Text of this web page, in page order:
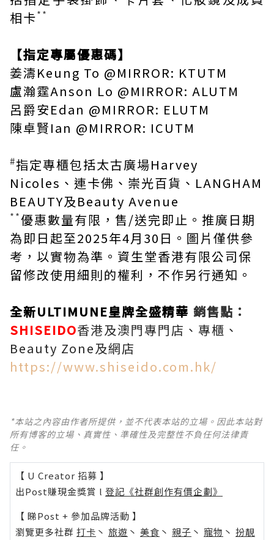
相卡**
【指定專屬優惠碼】
姜濤Keung To @MIRROR: KTUTM
盧瀚霆Anson Lo @MIRROR: ALUTM
呂爵安Edan @MIRROR: ELUTM
陳卓賢Ian @MIRROR: ICUTM
#指定專櫃包括太古廣場Harvey
Nicoles、連卡佛、崇光百貨、LANGHAM
BEAUTY及Beauty Avenue
**優惠數量有限，售/送完即止。推廣日期
為即日起至2025年4月30日。圖片僅供參
考，以實物為準。資生堂香港有限公司保
留修改使用細則的權利，不作另行通知。
全新ULTIMUNE皇牌全盛精華 銷售點：
SHISEIDO香港及澳門專門店、專櫃、
Beauty Zone及網店
https://www.shiseido.com.hk/
*本站之內容由作者所提供，並不代表本站的立場。因此本站對
所有博客的立場、真實性、準確性及完整性不負任何法律責
任。
【 U Creator 招募 】
出Post賺現金獎賞 l 登記《社群創作有價企劃》
【 睇Post + 參加品牌活動 】
瀏覽更多社群 打卡 丶 旅遊 丶 美食 丶 親子 丶 寵物 丶 扮靚